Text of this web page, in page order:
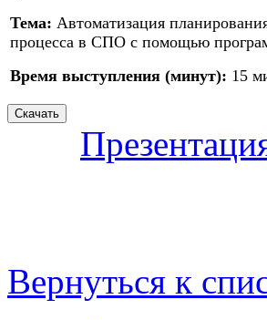
Тема: Автоматизация
процесса в СПО с помощью
Время выступления (минут): 15
Вернуться к